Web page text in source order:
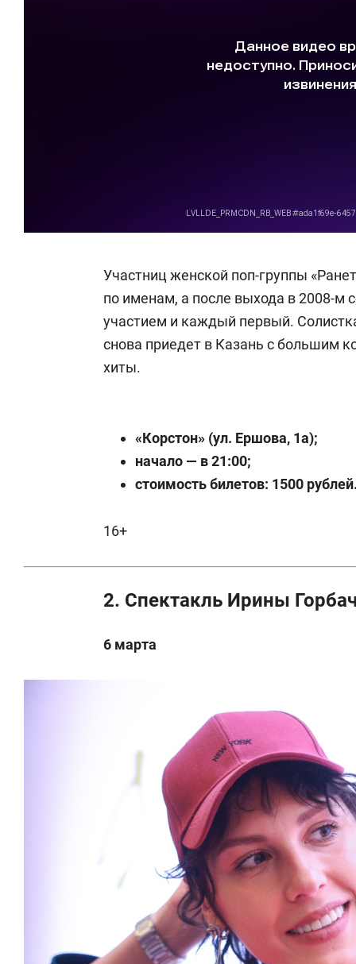
Участниц женской поп-группы
по именам, а после выхода в 2008-м
участием и каждый первый.
снова приедет в Казань с большим
хиты.
«Корстон» (ул. Ершова, 1а);
начало — в 21:00;
стоимость билетов: 1500
16+
2. Спектакль Ирины
6 марта